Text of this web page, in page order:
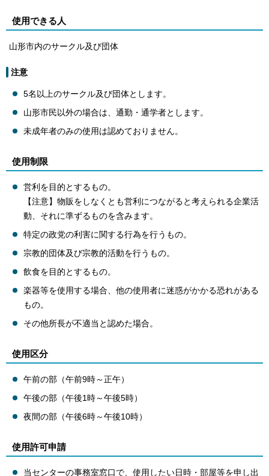
使用できる人
山形市内のサークル及び団体
注意
5名以上のサークル及び団体とします。
山形市民以外の場合は、通勤・通学者とします。
未成年者のみの使用は認めておりません。
使用制限
営利を目的とするもの。
【注意】物販をしなくとも営利につながると考えられる企業活
動、それに準ずるものを含みます。
特定の政党の利害に関する行為を行うもの。
宗教的団体及び宗教的活動を行うもの。
飲食を目的とするもの。
楽器等を使用する場合、他の使用者に迷惑がかかる恐れがある
もの。
その他所長が不適当と認めた場合。
使用区分
午前の部（午前9時～正午）
午後の部（午後1時～午後5時）
夜間の部（午後6時～午後10時）
使用許可申請
当センターの事務室窓口で、使用したい日時・部屋等を申し出